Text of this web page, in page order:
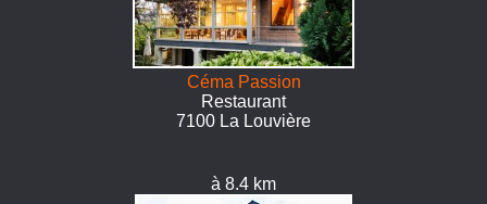
Céma Passion
Restaurant
7100 La Louvière
à 8.4 km